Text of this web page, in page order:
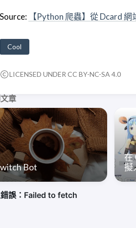
Source: 【Python 爬蟲】從 Dcard
Cool
LICENSED UNDER CC BY-NC-SA 4.0
章
Bot
在
擬